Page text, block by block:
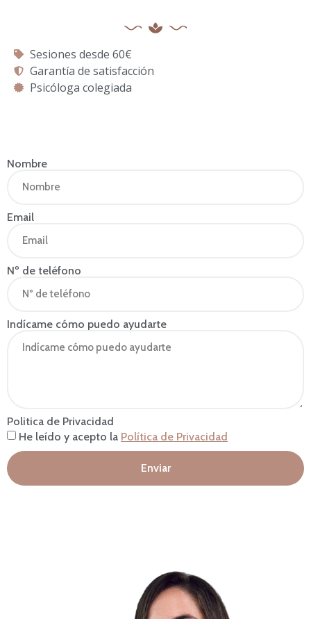
Sesiones desde 60€
Garantía de satisfacción
Psicóloga colegiada
Nombre
Email
Nº de teléfono
Indícame cómo puedo ayudarte
Politica de Privacidad
He leído y acepto la Política de Privacidad
Enviar